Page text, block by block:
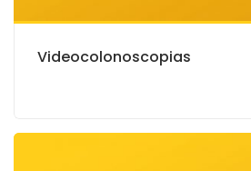
Videocolonoscopias